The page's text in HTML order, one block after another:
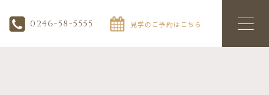
0246-58-5555 見学のご予約はこちら